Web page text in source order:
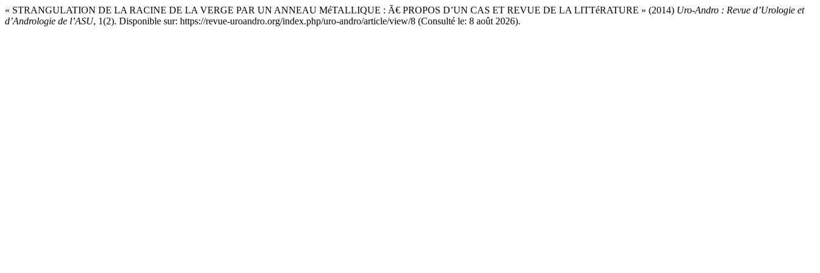
« STRANGULATION DE LA RACINE DE LA VERGE PAR UN ANNEAU MéTALLIQUE : Ã€ PROPOS D’UN CAS ET REVUE DE LA LITTéRATURE » (2014) Uro-Andro : Revue d’Urologie et
d’Andrologie de l’ASU, 1(2). Disponible sur: https://revue-uroandro.org/index.php/uro-andro/article/view/8 (Consulté le: 8 août 2026).